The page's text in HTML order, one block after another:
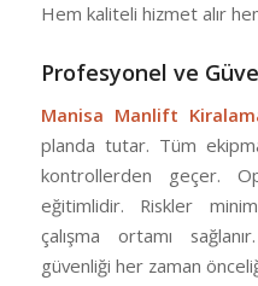
Hem kaliteli hizmet alır
Profesyonel ve
Manisa Manlift
planda tutar. Tüm
kontrollerden geçer.
eğitimlidir. Riskler
çalışma ortamı
güvenliği her zaman